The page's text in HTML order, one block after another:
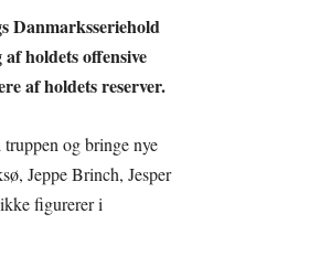
Danmarksseriehold
holdets offensive
af holdets reserver.
og bringe nye
Jeppe Brinch, Jesper
figurerer i